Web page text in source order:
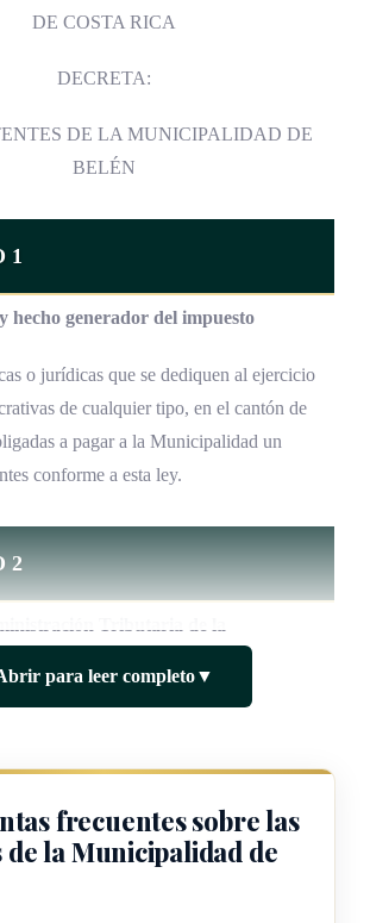
DE COSTA RICA
DECRETA:
DE LA MUNICIPALIDAD DE
BELÉN
1
hecho generador del impuesto
o jurídicas que se dediquen al ejercicio
de cualquier tipo, en el cantón de
a pagar a la Municipalidad un
conforme a esta ley.
2
Municipalidad de Belén para ejercer las
corresponden a su carácter de
de acuerdo con lo dispuesto por
para leer completo▼
frecuentes sobre las
de la Municipalidad de